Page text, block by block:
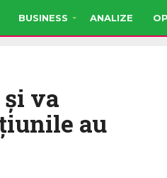
BUSINESS ANALIZE
va
au